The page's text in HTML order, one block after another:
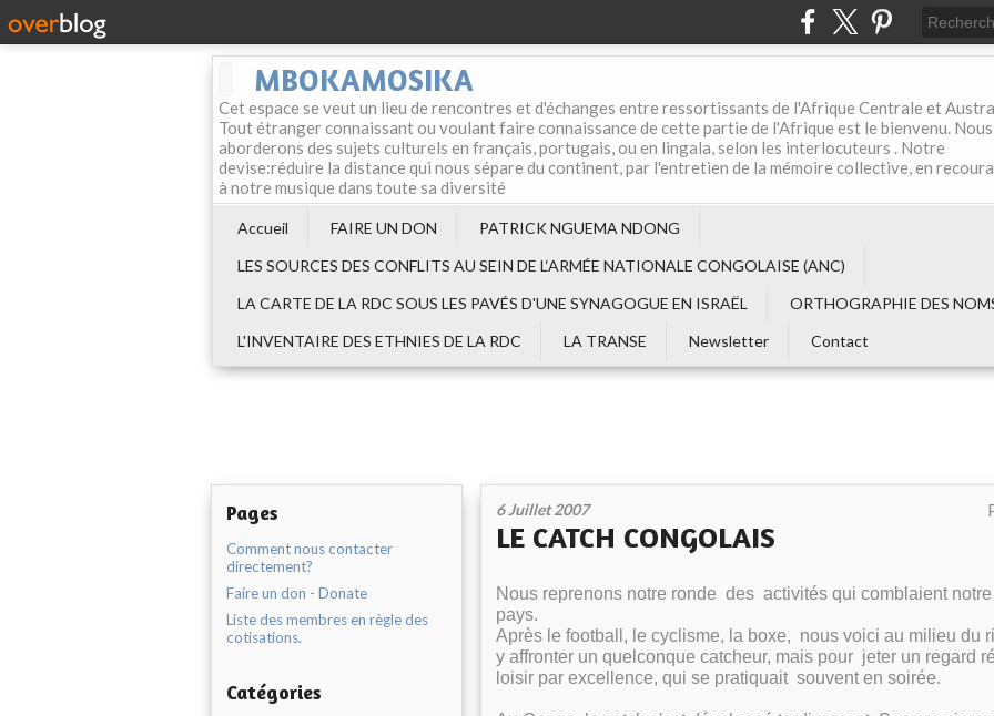
MBOKAMOSIKA
Cet espace se veut un lieu de rencontres et d'échanges entre ressortissants de l'Afrique Centrale et
Tout étranger connaissant ou voulant faire connaissance de cette partie de l'Afrique est le bienvenu.
aborderons des sujets culturels en français, portugais, ou en lingala, selon les interlocuteurs . Notre
devise:réduire la distance qui nous sépare du continent, par l'entretien de la mémoire collective, en
à notre musique dans toute sa diversité
Accueil FAIRE UN DON
PATRICK NGUEMA NDONG
LES SOURCES DES CONFLITS AU SEIN DE L‘ARMÉE NATIONALE CONGOLAISE (ANC)
LA CARTE DE LA RDC SOUS LES PAVÉS D'UNE SYNAGOGUE EN ISRAËL
ORTHOGRAPHIE DES
L'INVENTAIRE DES ETHNIES DE LA RDC
LA TRANSE Newsletter Contact
Pages
Comment nous contacter
directement?
Faire un don - Donate
Liste des membres en règle des
cotisations.
Catégories
6 Juillet 2007
LE CATCH CONGOLAIS
Nous reprenons notre ronde des activités qui comblaient
pays.
Après le football, le cyclisme, la boxe, nous voici au milieu du
y affronter un quelconque catcheur, mais pour jeter un regard
loisir par excellence, qui se pratiquait souvent en soirée.